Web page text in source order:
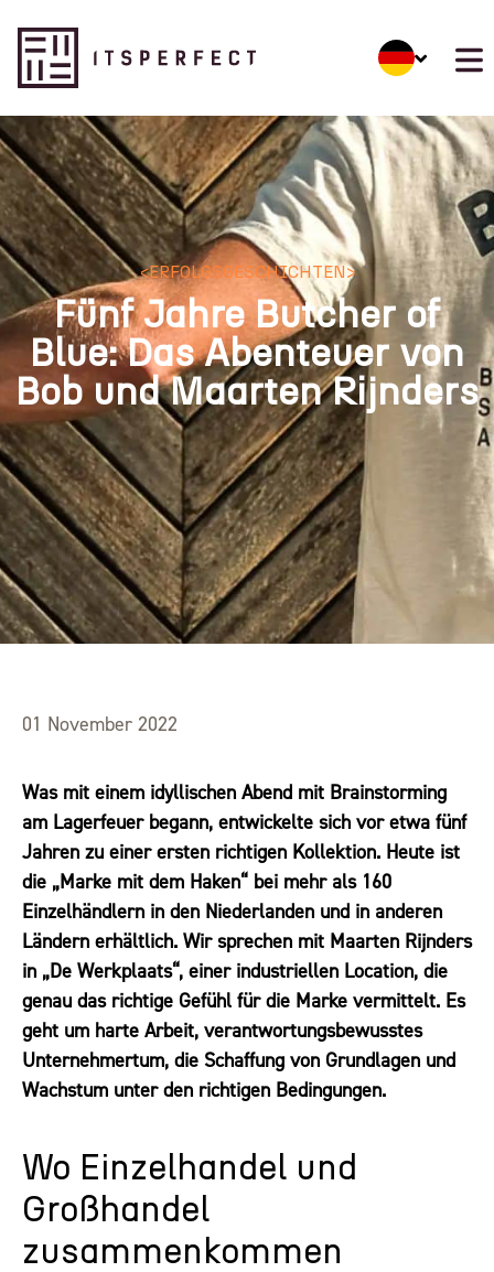
<ERFOLGSGESCHICHTEN >
Fünf Jahre Butcher of
Blue: Das Abenteuer von
Bob und Maarten Rijnders
01 November 2022
Was mit einem idyllischen Abend mit Brainstorming
am Lagerfeuer begann, entwickelte sich vor etwa fünf
Jahren zu einer ersten richtigen Kollektion. Heute ist
die „Marke mit dem Haken“ bei mehr als 160
Einzelhändlern in den Niederlanden und in anderen
Ländern erhältlich. Wir sprechen mit Maarten Rijnders
in „De Werkplaats“, einer industriellen Location, die
genau das richtige Gefühl für die Marke vermittelt. Es
geht um harte Arbeit, verantwortungsbewusstes
Unternehmertum, die Schaffung von Grundlagen und
Wachstum unter den richtigen Bedingungen.
Wo Einzelhandel und
Großhandel
zusammenkommen